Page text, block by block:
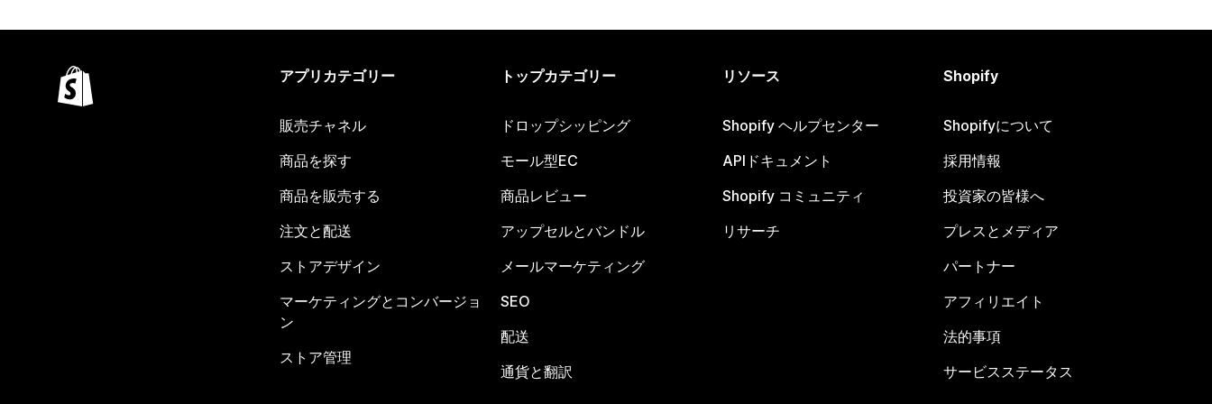
アプリカテゴリー
販売チャネル
商品を探す
商品を販売する
注文と配送
ストアデザイン
マーケティングとコンバージョ
ン
ストア管理
トップカテゴリー
ドロップシッピング
モール型EC
商品レビュー
アップセルとバンドル
メールマーケティング
SEO
配送
通貨と翻訳
リソース
Shopify ヘルプセンター
APIドキュメント
Shopify コミュニティ
リサーチ
Shopify
Shopifyについて
採用情報
投資家の皆様へ
プレスとメディア
パートナー
アフィリエイト
法的事項
サービスステータス